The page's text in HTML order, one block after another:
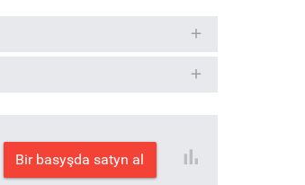
Bir basyşda satyn al